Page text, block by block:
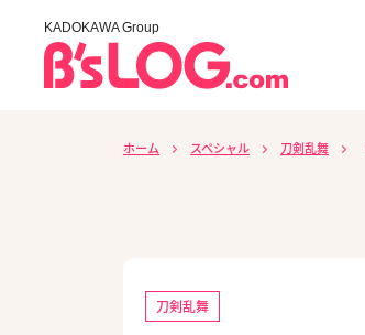
KADOKAWA Group
ホーム スペシャル 刀剣乱舞
刀剣乱舞